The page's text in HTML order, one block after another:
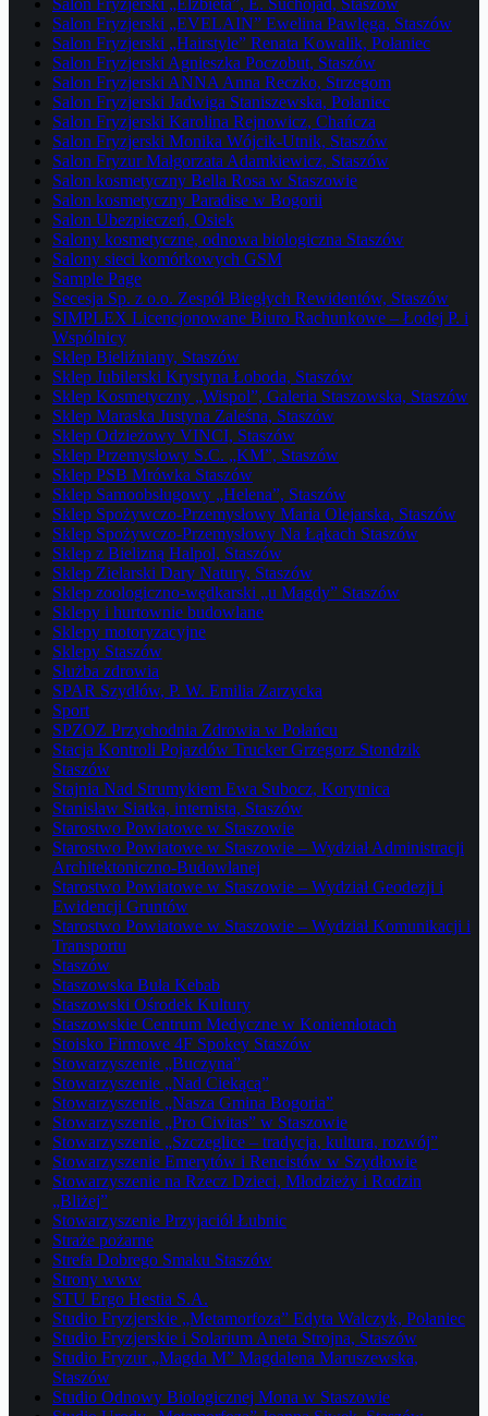
Salon Fryzjerski „Elżbieta”, E. Suchojad, Staszów
Salon Fryzjerski „EVELAIN” Ewelina Pawlęga, Staszów
Salon Fryzjerski „Hairstyle” Renata Kowalik, Połaniec
Salon Fryzjerski Agnieszka Poczobut, Staszów
Salon Fryzjerski ANNA Anna Reczko, Strzegom
Salon Fryzjerski Jadwiga Staniszewska, Połaniec
Salon Fryzjerski Karolina Rejnowicz, Chańcza
Salon Fryzjerski Monika Wójcik-Utnik, Staszów
Salon Fryzur Małgorzata Adamkiewicz, Staszów
Salon kosmetyczny Bella Rosa w Staszowie
Salon kosmetyczny Paradise w Bogorii
Salon Ubezpieczeń, Osiek
Salony kosmetyczne, odnowa biologiczna Staszów
Salony sieci komórkowych GSM
Sample Page
Secesja Sp. z o.o. Zespół Biegłych Rewidentów, Staszów
SIMPLEX Licencjonowane Biuro Rachunkowe – Łodej P. i
Wspólnicy
Sklep Bieliźniany, Staszów
Sklep Jubilerski Krystyna Łoboda, Staszów
Sklep Kosmetyczny „Wispol”, Galeria Staszowska, Staszów
Sklep Maraska Justyna Zaleśna, Staszów
Sklep Odzieżowy VINCI, Staszów
Sklep Przemysłowy S.C. „KM”, Staszów
Sklep PSB Mrówka Staszów
Sklep Samoobsługowy „Helena”, Staszów
Sklep Spożywczo-Przemysłowy Maria Olejarska, Staszów
Sklep Spożywczo-Przemysłowy Na Łąkach Staszów
Sklep z Bielizną Halpol, Staszów
Sklep Zielarski Dary Natury, Staszów
Sklep zoologiczno-wędkarski „u Magdy” Staszów
Sklepy i hurtownie budowlane
Sklepy motoryzacyjne
Sklepy Staszów
Służba zdrowia
SPAR Szydłów, P. W. Emilia Zarzycka
Sport
SPZOZ Przychodnia Zdrowia w Połańcu
Stacja Kontroli Pojazdów Trucker Grzegorz Stondzik
Staszów
Stajnia Nad Strumykiem Ewa Subocz, Korytnica
Stanisław Siatka, internista, Staszów
Starostwo Powiatowe w Staszowie
Starostwo Powiatowe w Staszowie – Wydział Administracji
Architektoniczno-Budowlanej
Starostwo Powiatowe w Staszowie – Wydział Geodezji i
Ewidencji Gruntów
Starostwo Powiatowe w Staszowie – Wydział Komunikacji i
Transportu
Staszów
Staszowska Buła Kebab
Staszowski Ośrodek Kultury
Staszowskie Centrum Medyczne w Koniemłotach
Stoisko Firmowe 4F Spokey Staszów
Stowarzyszenie „Buczyna”
Stowarzyszenie „Nad Ciekącą”
Stowarzyszenie „Nasza Gmina Bogoria”
Stowarzyszenie „Pro Civitas” w Staszowie
Stowarzyszenie „Szczeglice – tradycja, kultura, rozwój”
Stowarzyszenie Emerytów i Rencistów w Szydłowie
Stowarzyszenie na Rzecz Dzieci, Młodzieży i Rodzin
„Bliżej”
Stowarzyszenie Przyjaciół Łubnic
Straże pożarne
Strefa Dobrego Smaku Staszów
Strony www
STU Ergo Hestia S.A.
Studio Fryzjerskie „Metamorfoza” Edyta Walczyk, Połaniec
Studio Fryzjerskie i Solarium Aneta Strojna, Staszów
Studio Fryzur „Magda M” Magdalena Maruszewska,
Staszów
Studio Odnowy Biologicznej Mona w Staszowie